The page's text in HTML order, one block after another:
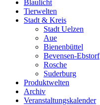
Blaulicht
Tierwelten
Stadt & Kreis
Stadt Uelzen
Aue
Bienenbüttel
Bevensen-Ebstorf
Rosche
Suderburg
Produktwelten
Archiv
Veranstaltungskalender